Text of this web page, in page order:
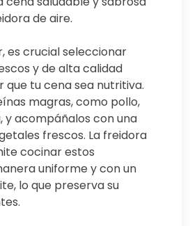
de aire.
es crucial seleccionar
y de alta calidad
que tu cena sea nutritiva.
magras, como pollo,
y acompáñalos con una
frescos. La freidora
cocinar estos
uniforme y con un
lo que preserva su